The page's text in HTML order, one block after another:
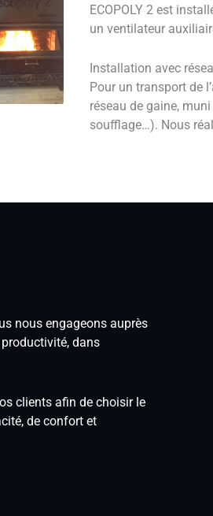
ECOPOLY 2 est
un ventilateur
Installation avec
Pour un transport de
réseau de gaine,
soufflage…). Nous
nous engageons auprès
dans
clients afin de choisir le
de confort et